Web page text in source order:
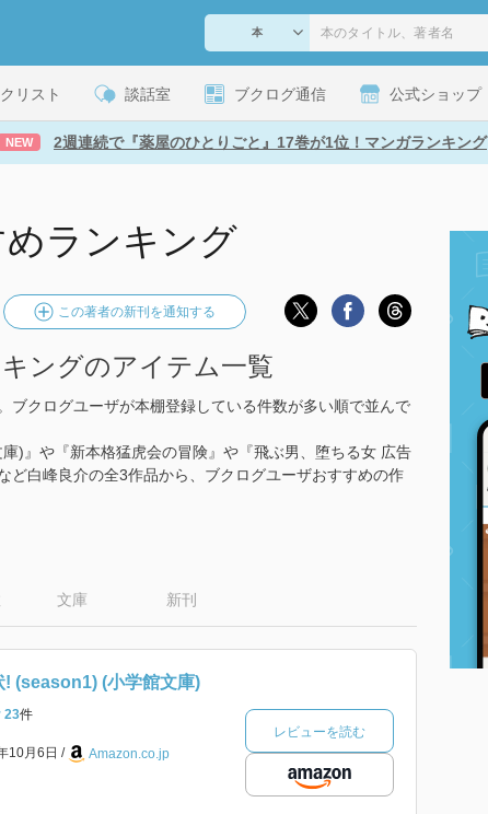
リスト 談話室 ブクログ通信 公式ショップ
NEW 2週連続で『薬屋のひとりごと』17巻が1位！マンガランキング
ランキング
この著者の新刊を通知する
ングのアイテム一覧
ブクログユーザが本棚登録している件数が多い順で並んで
)』や『新本格猛虎会の冒険』や『飛ぶ男、堕ちる女 広告
ど白峰良介の全3作品から、ブクログユーザおすすめの作
文庫 新刊
! (season1) (小学館文庫)
23件
10月6日 Amazon.co.jp
レビューを読む